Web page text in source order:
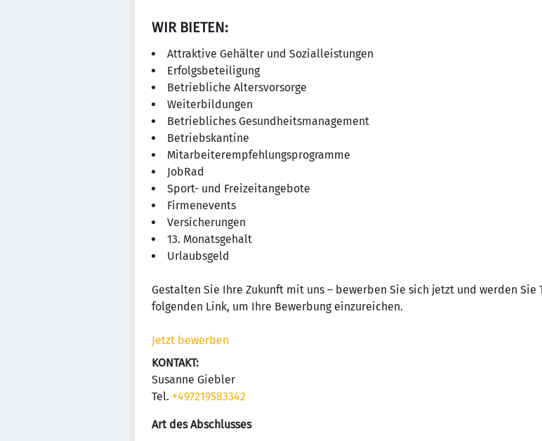
WIR BIETEN:
Attraktive Gehälter und Sozialleistungen
Erfolgsbeteiligung
Betriebliche Altersvorsorge
Weiterbildungen
Betriebliches Gesundheitsmanagement
Betriebskantine
Mitarbeiterempfehlungsprogramme
JobRad
Sport- und Freizeitangebote
Firmenevents
Versicherungen
13. Monatsgehalt
Urlaubsgeld
Gestalten Sie Ihre Zukunft mit uns – bewerben Sie sich jetzt und werden Sie
folgenden Link, um Ihre Bewerbung einzureichen.
Jetzt bewerben
KONTAKT:
Susanne Giebler
Tel. +497219583342
Art des Abschlusses